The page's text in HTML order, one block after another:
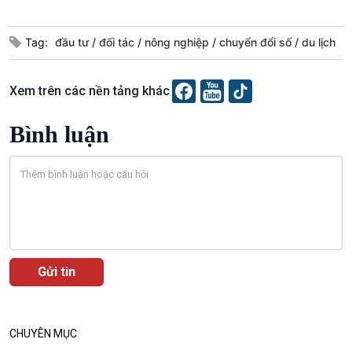
Câu chuyện thời sự
Tag: đầu tư đối tác nông nghiệp chuyển đổi số du lịch
Xem trên các nền tảng khác
Bình luận
CHUYÊN MỤC